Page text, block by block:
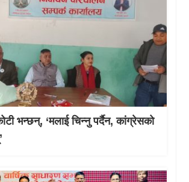
भन्छन्, ‘मलाई चिन्नु पर्दैन, कांग्रेसको